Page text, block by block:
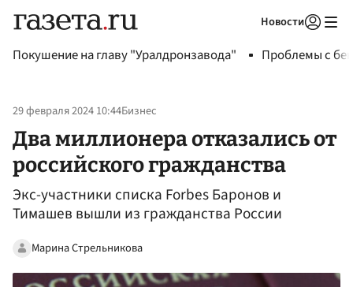
Новости
Покушение на главу "Уралдронзавода" Проблемы с
29 февраля 2024 10:44Бизнес
Два миллионера отказались от
российского гражданства
Экс-участники списка Forbes Баронов и
Тимашев вышли из гражданства России
Марина Стрельникова